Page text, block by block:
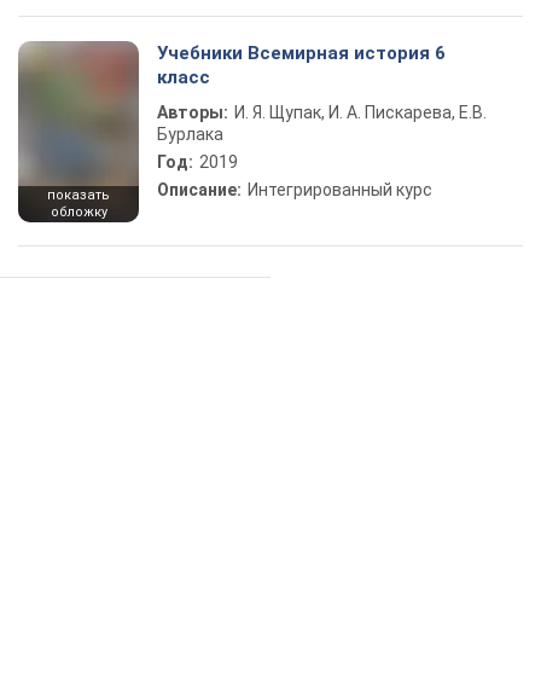
показать
обложку
Учебники Всемирная история 6
класс
Авторы: И. Я. Щупак, И. А. Пискарева, Е.В.
Бурлака
Год: 2019
Описание: Интегрированный курс